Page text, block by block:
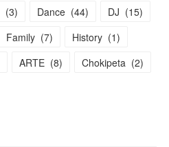
(3) Dance (44) DJ (15)
Family (7) History (1)
ARTE (8) Chokipeta (2)